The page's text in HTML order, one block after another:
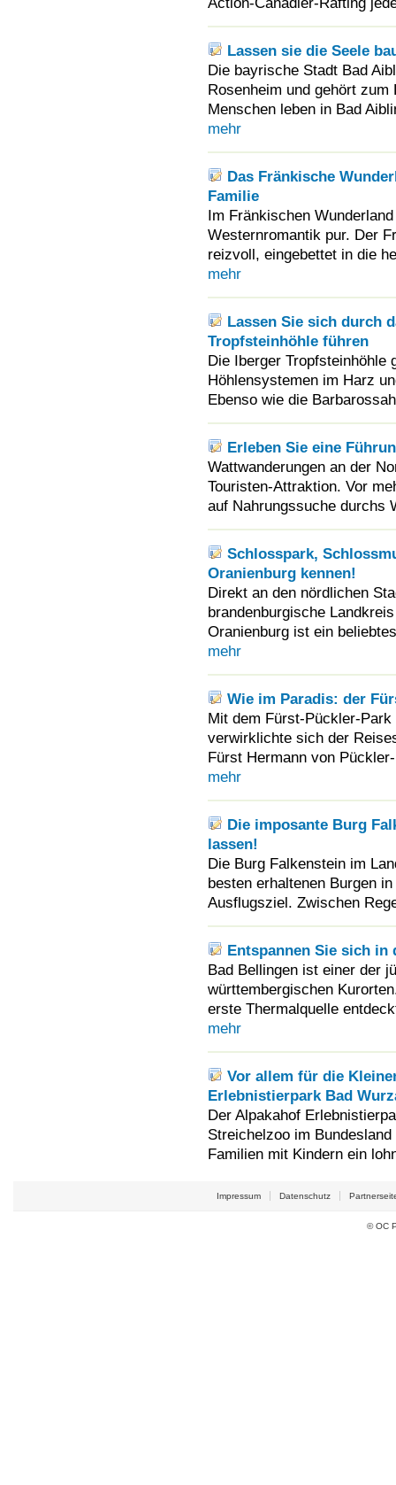
Lassen sie die Seele
Die bayrische Stadt Bad
Rosenheim und gehört
Menschen leben in Bad
mehr
Das Fränkische
Familie
Im Fränkischen
Westernromantik pur. Der
reizvoll, eingebettet in die
mehr
Lassen Sie sich durch
Tropfsteinhöhle führen
Die Iberger Tropfsteinhöhle
Höhlensystemen im Harz
Ebenso wie die
Erleben Sie eine
Wattwanderungen an der
Touristen-Attraktion. Vor
auf Nahrungssuche durchs
Schlosspark,
Oranienburg kennen!
Direkt an den nördlichen
brandenburgische
Oranienburg ist ein
mehr
Wie im Paradis: der
Mit dem Fürst-Pückler-
verwirklichte sich der
Fürst Hermann von
mehr
Die imposante Burg
lassen!
Die Burg Falkenstein im
besten erhaltenen Burgen
Ausflugsziel. Zwischen
Entspannen Sie sich in
Bad Bellingen ist einer der
württembergischen
erste Thermalquelle
mehr
Vor allem für die
Erlebnistierpark Bad
Der Alpakahof
Streichelzoo im
Familien mit Kindern ein
Impressum Datenschutz
© OC